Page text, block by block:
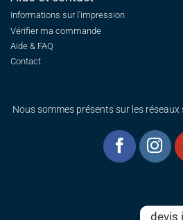
Informations sur l'impression
Vérifier ma commande
Aide & FAQ
Contact
Nous sommes présents sur les
devis